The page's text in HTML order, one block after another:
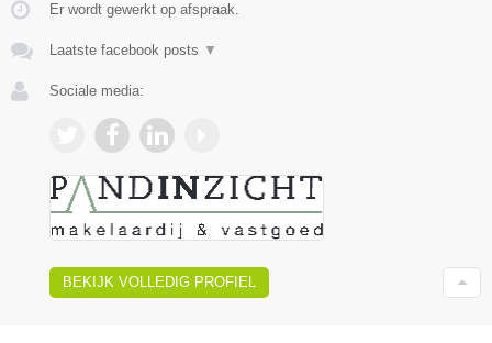
Er wordt gewerkt op afspraak.
Laatste facebook posts ▼
Sociale media:
BEKIJK VOLLEDIG PROFIEL